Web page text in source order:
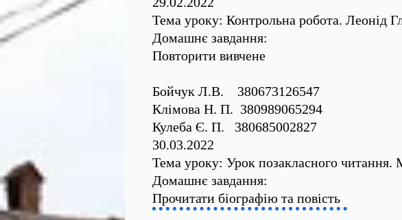
Тема уроку: Контрольна робота. Леонід
Домашнє завдання:
Повторити вивчене
Бойчук Л.В. 380673126547
Клімова Н. П. 380989065294
Кулеба Є. П. 380685002827
30.03.2022
Тема уроку: Урок позакласного читання.
Домашнє завдання:
Прочитати біографію та повість